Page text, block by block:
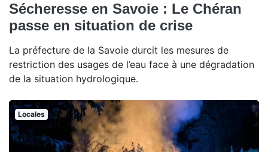
Sécheresse en Savoie : Le Chéran
passe en situation de crise
La préfecture de la Savoie durcit les mesures de
restriction des usages de l’eau face à une dégradation
de la situation hydrologique.
Locales